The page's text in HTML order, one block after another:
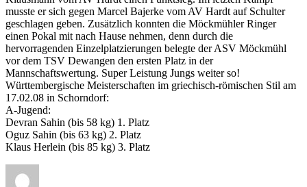
musste er sich gegen Marcel Bajerke vom AV Hardt auf Schulter
geschlagen geben. Zusätzlich konnten die Möckmühler Ringer
einen Pokal mit nach Hause nehmen, denn durch die
hervorragenden Einzelplatzierungen belegte der ASV Möckmühl
vor dem TSV Dewangen den ersten Platz in der
Mannschaftswertung. Super Leistung Jungs weiter so!
Württembergische Meisterschaften im griechisch-römischen Stil am
17.02.08 in Schorndorf:
A-Jugend:
Devran Sahin (bis 58 kg) 1. Platz
Oguz Sahin (bis 63 kg) 2. Platz
Klaus Herlein (bis 85 kg) 3. Platz